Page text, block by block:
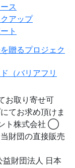
ス
アップ
ト
贈るプロジェク
（バリアフリ
お取り寄せ可
てお求め頂けま
ト株式会社 ◯
財団の直接販売
財団法人 日本